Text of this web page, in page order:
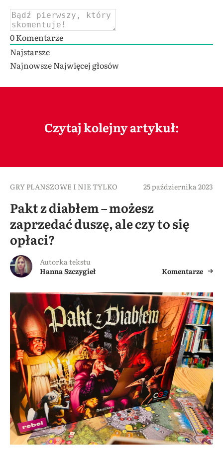
0Komentarze
Najstarsze
NajnowszeNajwięcej głosów
Czytaj kolejny artykuł:
GRY PLANSZOWE I NIE TYLKO 25 października 2023
Pakt z diabłem – możesz
zaprzedać duszę, ale czy to się
opłaci?
Autorka tekstu
Hanna Szczygieł
Komentarze